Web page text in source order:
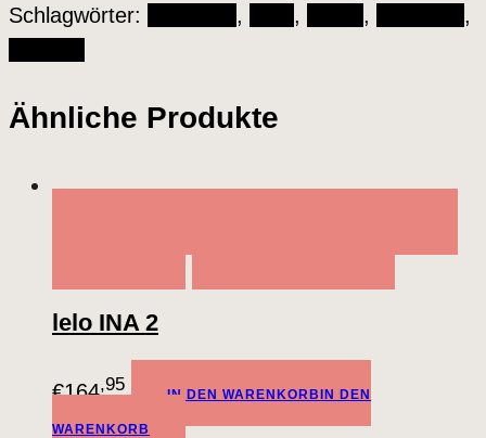
Schlagwörter:
, , ,
,
Ähnliche Produkte
lelo INA 2
€164,95 IN DEN WARENKORBIN DEN
WARENKORB